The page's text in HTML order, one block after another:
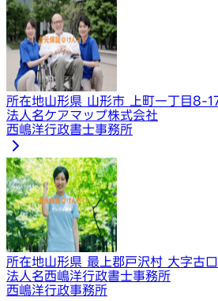
所在地山形県 山形市 上町一丁目8-
法人名​ケアマップ株式会社
西嶋洋行政書士事務所
所在地山形県 最上郡戸沢村 大字古
法人名西嶋洋行政書士事務所
西嶋洋行政事務所